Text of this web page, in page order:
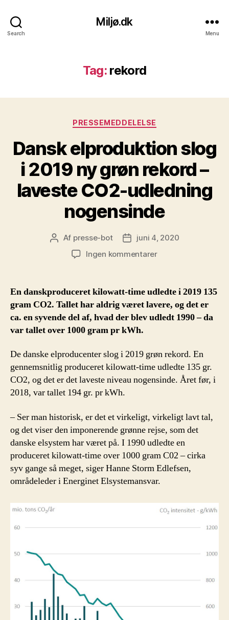
Search
Miljø.dk
Menu
Tag: rekord
Kategorier
PRESSEMEDDELELSE
Dansk elproduktion slog
i 2019 ny grøn rekord –
laveste CO2-udledning
nogensinde
Indlægsforfatter
Af presse-bot Indlægsdato
juni 4, 2020
Ingen kommentarertil
slog
2019
ny
–
laveste
CO2-
En danskproduceret kilowatt-time udledte i 2019 135
gram CO2. Tallet har aldrig været lavere, og det er
ca. en syvende del af, hvad der blev udledt 1990 – da
var tallet over 1000 gram pr kWh.
De danske elproducenter slog i 2019 grøn rekord. En
gennemsnitlig produceret kilowatt-time udledte 135 gr.
CO2, og det er det laveste niveau nogensinde. Året før, i
2018, var tallet 194 gr. pr kWh.
– Ser man historisk, er det et virkeligt, virkeligt lavt tal,
og det viser den imponerende grønne rejse, som det
danske elsystem har været på. I 1990 udledte en
produceret kilowatt-time over 1000 gram C02 – cirka
syv gange så meget, siger Hanne Storm Edlefsen,
områdeleder i Energinet Elsystemansvar.